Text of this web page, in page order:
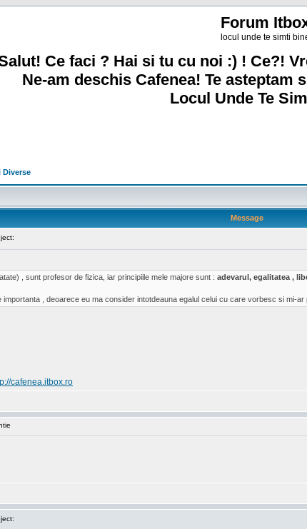
Forum
locul unde te simti
Ce faci ? Hai si tu cu noi :) ! Ce?!
Ne-am deschis Cafenea! Te asteptam
Locul Unde Te
Diverse
Message
, sunt profesor de fizica, iar principiile mele majore sunt : adevarul, egalitatea ,
, deoarece eu ma consider intotdeauna egalul celui cu care vorbesc si mi-
cafenea.itbox.ro